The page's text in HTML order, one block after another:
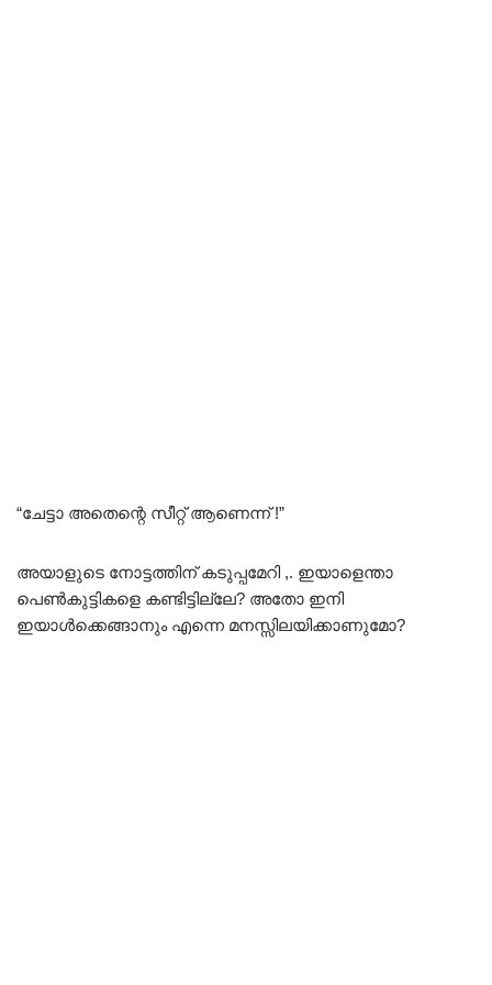
“ചേട്ടാ അതെന്റെ സീറ്റ്‌ ആണെന്ന് !”
അയാളുടെ നോട്ടത്തിന് കടുപ്പമേറി ,. ഇയാളെന്താ
പെൺകുട്ടികളെ കണ്ടിട്ടില്ലേ? അതോ ഇനി
ഇയാൾക്കെങ്ങാനും എന്നെ മനസ്സിലയിക്കാണുമോ?